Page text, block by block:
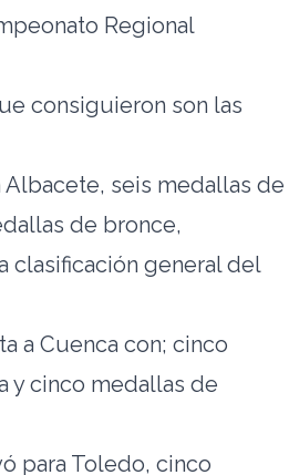
Regional
consiguieron son las
seis medallas de
de bronce,
clasificación general del
a Cuenca con; cinco
y cinco medallas de
para Toledo, cinco